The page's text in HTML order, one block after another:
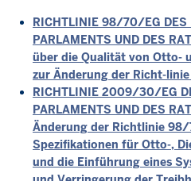
RICHTLINIE 98/70/EG DES
PARLAMENTS UND DES
über die Qualität von Otto-
zur Änderung der Richt-
RICHTLINIE 2009/30/EG
PARLAMENTS UND DES
Änderung der Richtlinie
Spezifikationen für Otto-,
und die Einführung eines